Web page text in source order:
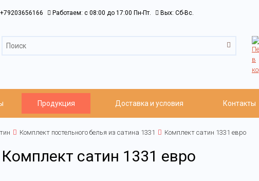
+79203656166 Работаем: c 08:00 до 17:00 Пн-Пт. Вых: Сб-Вс.
Продукция Доставка и условия Контакты
Комплект постельного белья из сатина 1331 Комплект сатин 1331 евро
Комплект сатин 1331 евро